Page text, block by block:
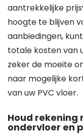
aantrekkelijke
hoogte te blijven
aanbiedingen,
totale kosten van
zeker de moeite
naar mogelijke
van uw PVC vloer.
Houd rekening
ondervloer en